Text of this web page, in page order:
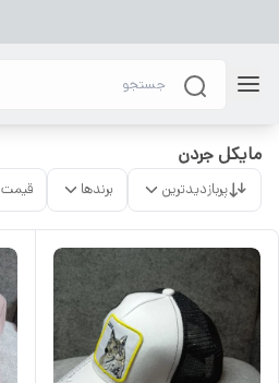
مایکل جردن
پربازدیدترین برندها قیمت